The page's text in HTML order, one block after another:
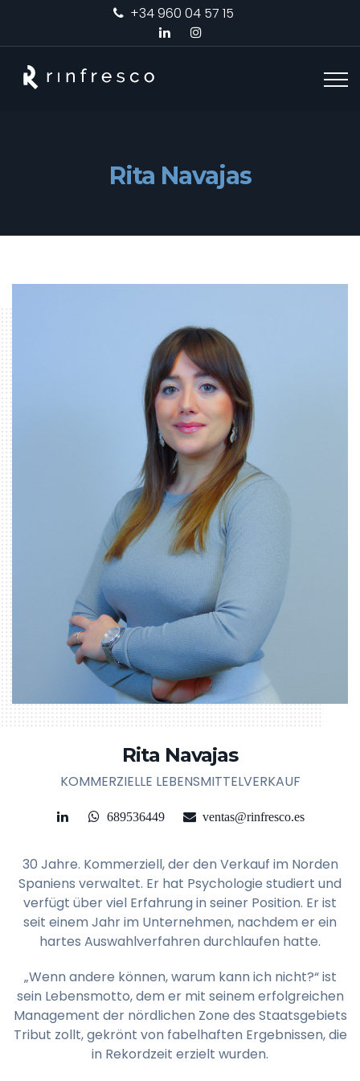
+34 960 04 57 15
Rita Navajas
Rita Navajas
KOMMERZIELLE LEBENSMITTELVERKAUF
689536449 ventas@rinfresco.es
30 Jahre. Kommerziell, der den Verkauf im Norden
Spaniens verwaltet. Er hat Psychologie studiert und
verfügt über viel Erfahrung in seiner Position. Er ist
seit einem Jahr im Unternehmen, nachdem er ein
hartes Auswahlverfahren durchlaufen hatte.
„Wenn andere können, warum kann ich nicht?“ ist
sein Lebensmotto, dem er mit seinem erfolgreichen
Management der nördlichen Zone des Staatsgebiets
Tribut zollt, gekrönt von fabelhaften Ergebnissen, die
in Rekordzeit erzielt wurden.